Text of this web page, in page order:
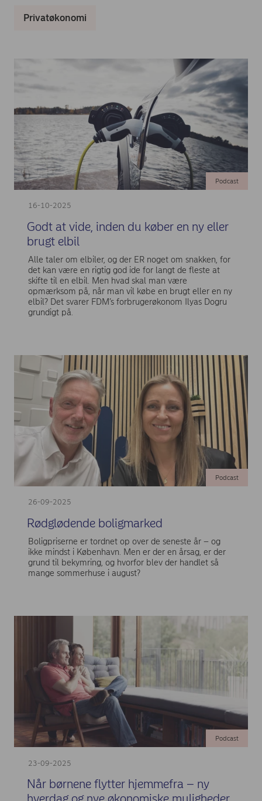
Privatøkonomi
16-10-2025
Podcast
Godt at vide, inden du køber en ny eller
brugt elbil
Alle taler om elbiler, og der ER noget om snakken, for
det kan være en rigtig god ide for langt de fleste at
skifte til en elbil. Men hvad skal man være
opmærksom på, når man vil købe en brugt eller en ny
elbil? Det svarer FDM’s forbrugerøkonom Ilyas Dogru
grundigt på.
26-09-2025
Podcast
Rødglødende boligmarked
Boligpriserne er tordnet op over de seneste år – og
ikke mindst i København. Men er der en årsag, er der
grund til bekymring, og hvorfor blev der handlet så
mange sommerhuse i august?
23-09-2025
Podcast
Når børnene flytter hjemmefra – ny